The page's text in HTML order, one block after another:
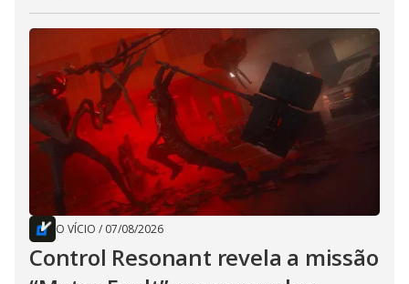
O VÍCIO / 07/08/2026
Control Resonant revela a missão